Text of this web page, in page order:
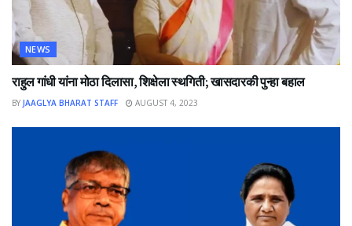
NEWS
राहुल गांधी यांना मोठा दिलासा, शिक्षेला स्थगिती; खासदारकी पुन्हा बहाल
BY JAAGLYA BHARAT STAFF AUGUST 4, 2023